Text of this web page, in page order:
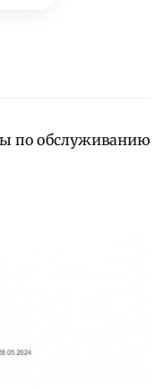
по обслуживанию